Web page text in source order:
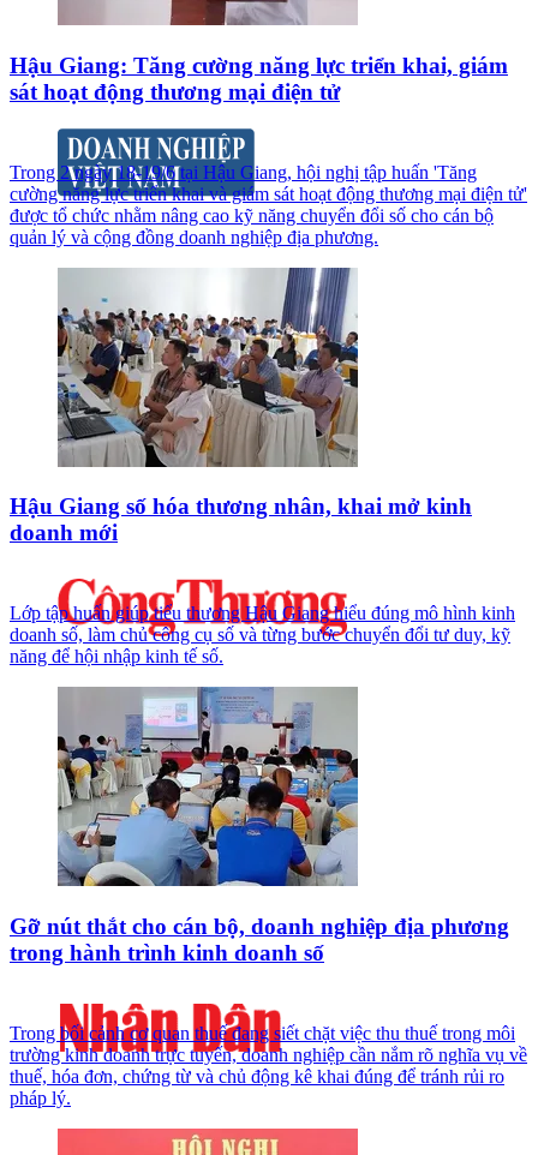
Hậu Giang: Tăng cường năng lực triển khai, giám
sát hoạt động thương mại điện tử
Trong 2 ngày 18-19/6 tại Hậu Giang, hội nghị tập huấn 'Tăng
cường năng lực triển khai và giám sát hoạt động thương mại điện tử'
được tổ chức nhằm nâng cao kỹ năng chuyển đổi số cho cán bộ
quản lý và cộng đồng doanh nghiệp địa phương.
Hậu Giang số hóa thương nhân, khai mở kinh
doanh mới
Lớp tập huấn giúp tiểu thương Hậu Giang hiểu đúng mô hình kinh
doanh số, làm chủ công cụ số và từng bước chuyển đổi tư duy, kỹ
năng để hội nhập kinh tế số.
Gỡ nút thắt cho cán bộ, doanh nghiệp địa phương
trong hành trình kinh doanh số
Trong bối cảnh cơ quan thuế đang siết chặt việc thu thuế trong môi
trường kinh doanh trực tuyến, doanh nghiệp cần nắm rõ nghĩa vụ về
thuế, hóa đơn, chứng từ và chủ động kê khai đúng để tránh rủi ro
pháp lý.